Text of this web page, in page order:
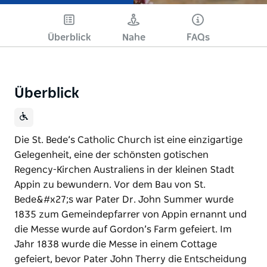
Überblick Nahe FAQs
Überblick
Die St. Bede’s Catholic Church ist eine einzigartige
Gelegenheit, eine der schönsten gotischen
Regency-Kirchen Australiens in der kleinen Stadt
Appin zu bewundern. Vor dem Bau von St.
Bede&#x27;s war Pater Dr. John Summer wurde
1835 zum Gemeindepfarrer von Appin ernannt und
die Messe wurde auf Gordon’s Farm gefeiert. Im
Jahr 1838 wurde die Messe in einem Cottage
gefeiert, bevor Pater John Therry die Entscheidung